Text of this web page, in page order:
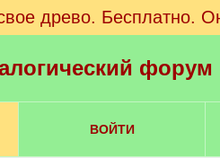
древо. Бесплатно.
ВОЙТИ